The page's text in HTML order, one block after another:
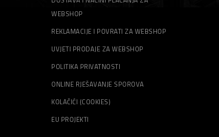
WEBSHOP
REKLAMACIJE I POVRATI ZA WEBSHOP
UVJETI PRODAJE ZA WEBSHOP
POLITIKA PRIVATNOSTI
ONLINE RJEŠAVANJE SPOROVA
KOLAČIĆI (COOKIES)
EU PROJEKTI